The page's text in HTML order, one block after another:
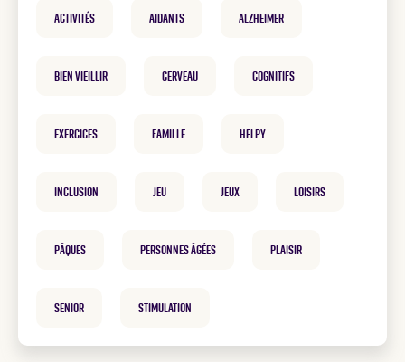
Activités Aidants Alzheimer
Bien vieillir cerveau cognitifs
exercices famille helpy
inclusion Jeu Jeux loisirs
Pâques personnes âgées plaisir
Senior Stimulation